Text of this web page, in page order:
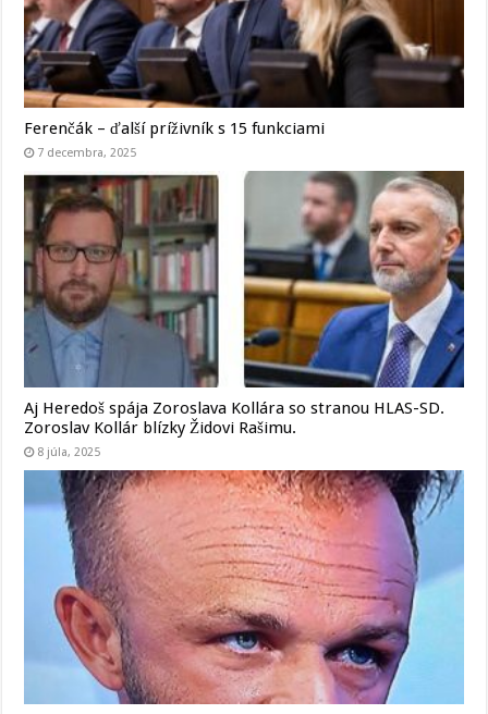
Ferenčák – ďalší príživník s 15 funkciami
7 decembra, 2025
Aj Heredoš spája Zoroslava Kollára so stranou HLAS-SD.
Zoroslav Kollár blízky Židovi Rašimu.
8 júla, 2025